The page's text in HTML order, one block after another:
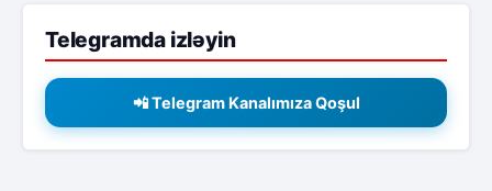
Telegramda izləyin
📲 Telegram Kanalımıza Qoşul